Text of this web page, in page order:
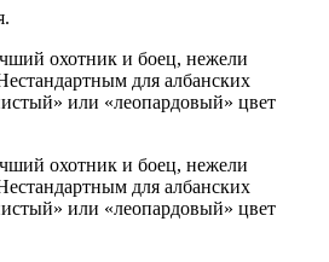
охотник и боец, нежели
для албанских
или «леопардовый» цвет
охотник и боец, нежели
для албанских
или «леопардовый» цвет